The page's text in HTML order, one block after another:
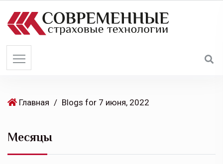
Главная / Blogs for 7 июня, 2022
Месяцы